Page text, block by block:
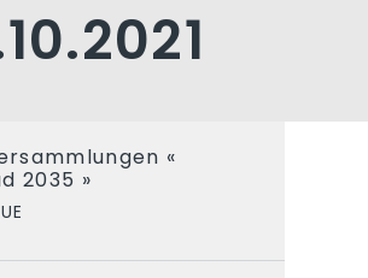
«
2035 »